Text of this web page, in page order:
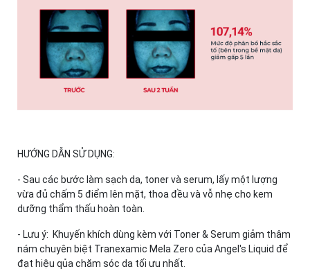
HƯỚNG DẪN SỬ DỤNG:
- Sau các bước làm sạch da, toner và serum, lấy một lượng
vừa đủ chấm 5 điểm lên mặt, thoa đều và vỗ nhẹ cho kem
dưỡng thẩm thấu hoàn toàn.
- Lưu ý: Khuyến khích dùng kèm với Toner & Serum giảm thâm
nám chuyên biệt Tranexamic Mela Zero của Angel's Liquid để
đạt hiệu qủa chăm sóc da tối ưu nhất.